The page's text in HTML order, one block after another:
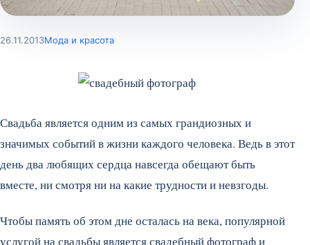
26.11.2013Мода и красота
Свадьба является одним из самых грандиозных и
значимых событий в жизни каждого человека. Ведь в этот
день два любящих сердца навсегда обещают быть
вместе, ни смотря ни на какие трудности и невзгоды.
Чтобы память об этом дне осталась на века, популярной
услугой на свадьбы является свадебный фотограф и